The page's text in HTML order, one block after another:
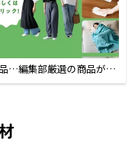
…編集部厳選の商品が買